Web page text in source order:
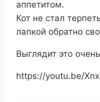
аппетитом.
Кот не стал
лапкой обратно
Выглядит это
https://youtu.be/